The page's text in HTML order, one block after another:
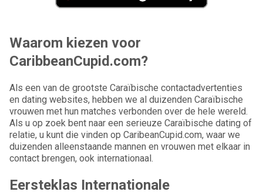
Waarom kiezen voor
CaribbeanCupid.com?
Als een van de grootste Caraïbische contactadvertenties
en dating websites, hebben we al duizenden Caraïbische
vrouwen met hun matches verbonden over de hele wereld.
Als u op zoek bent naar een serieuze Caraïbische dating of
relatie, u kunt die vinden op CaribeanCupid.com, waar we
duizenden alleenstaande mannen en vrouwen met elkaar in
contact brengen, ook internationaal.
Eersteklas Internationale